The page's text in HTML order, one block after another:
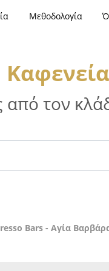
Μεθοδολογία
από τον
Bars - Αγία